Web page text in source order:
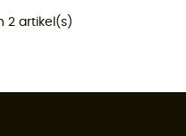
2 artikel(s)